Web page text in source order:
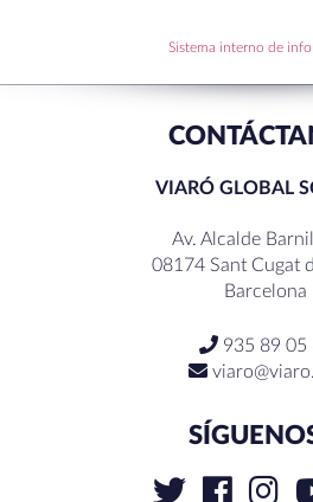
RECENT
Sistema interno de
VIARÓ GLOBAL
Av. Alcalde
08174 Sant Cugat
Barcelona
935 89 05